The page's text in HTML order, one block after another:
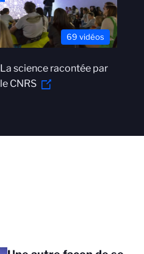
69 vidéos
La science racontée par
le CNRS